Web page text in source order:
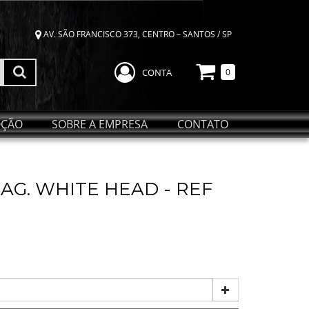
AV. SÃO FRANCISCO 373, CENTRO – SANTOS / SP
CONTA 0
SOBRE A EMPRESA CONTATO
WHITE HEAD - REF